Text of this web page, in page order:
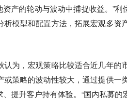
产的轮动与波动中捕捉收益。”
析模型和配置方法，拓展宏观多资
认为，宏观策略比较适合近几年的
策略的波动性较大，通过提供一
、提升客户持有体验。“国内私募